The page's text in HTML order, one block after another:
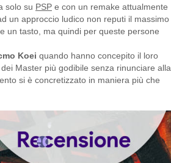
solo su PSP e con un remake attualmente
un approccio ludico non reputi il massimo
un tasto, ma quindi per queste persone
Koei quando hanno concepito il loro
Master più godibile senza rinunciare alla
si è concretizzato in maniera più che